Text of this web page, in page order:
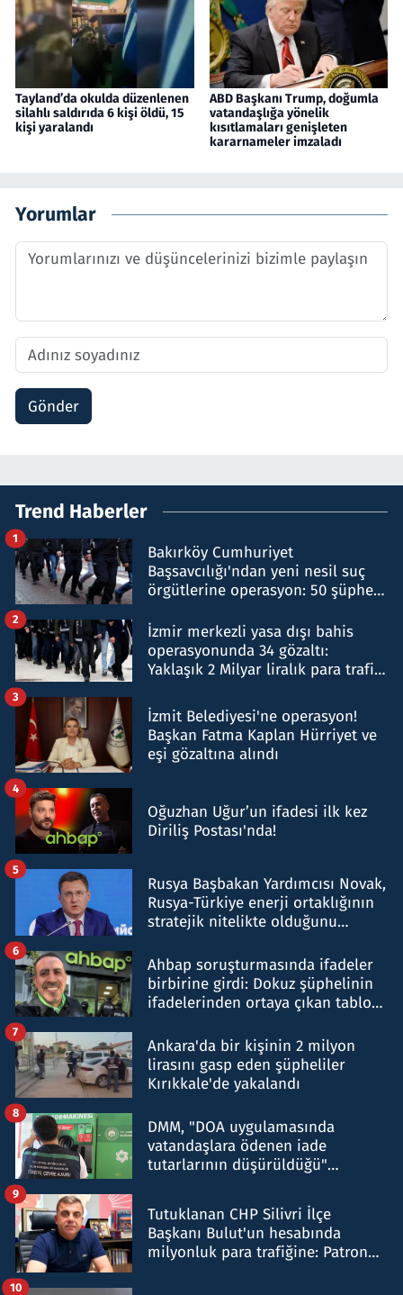
Tayland’da okulda düzenlenen
silahlı saldırıda 6 kişi öldü, 15
kişi yaralandı
ABD Başkanı Trump, doğumla
vatandaşlığa yönelik
kısıtlamaları genişleten
kararnameler imzaladı
Yorumlar
Gönder
Trend Haberler
Bakırköy Cumhuriyet
Başsavcılığı'ndan yeni nesil suç
örgütlerine operasyon: 50 şüpheli
1
İzmir merkezli yasa dışı bahis
operasyonunda 34 gözaltı:
Yaklaşık 2 Milyar liralık para trafiği
2
İzmit Belediyesi'ne operasyon!
Başkan Fatma Kaplan Hürriyet ve
eşi gözaltına alındı
3
Oğuzhan Uğur’un ifadesi ilk kez
Diriliş Postası'nda!
4
Rusya Başbakan Yardımcısı Novak,
Rusya-Türkiye enerji ortaklığının
stratejik nitelikte olduğunu
5
Ahbap soruşturmasında ifadeler
birbirine girdi: Dokuz şüphelinin
ifadelerinden ortaya çıkan tablo
6
Ankara'da bir kişinin 2 milyon
lirasını gasp eden şüpheliler
Kırıkkale'de yakalandı
7
DMM, "DOA uygulamasında
vatandaşlara ödenen iade
tutarlarının düşürüldüğü"
8
Tutuklanan CHP Silivri İlçe
Başkanı Bulut'un hesabında
milyonluk para trafiğine: Patron
9
10